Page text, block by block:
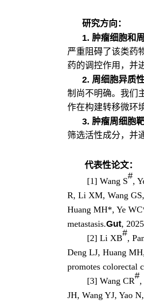
研究方向：
1. 肿瘤细胞和
严重阻碍了该类药
药的调控作用，并
2. 周细胞异质
制尚不明确。我们
作在构建转移微环
3. 肿瘤周细胞
筛选活性成分，并
代表性论文：
[1] Wang S
#
,
R, Li XM, Wang
Huang MH*, Ye
metastasis.Gut,
[2] Li XB
#
,
Deng LJ, Huang
promotes colorectal
[3] Wang CR
#
,
JH, Wang YJ, Yao